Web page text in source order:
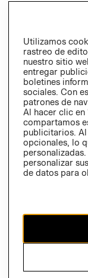
Chile ($)
El contenido de
propiedad de H&M
Utilizamos
rastreo de
nuestro sitio
entregar
boletines
sociales. Con
patrones de
Al hacer clic en
compartamos
publicitarios. Al
opcionales, lo
personalizar
de datos para